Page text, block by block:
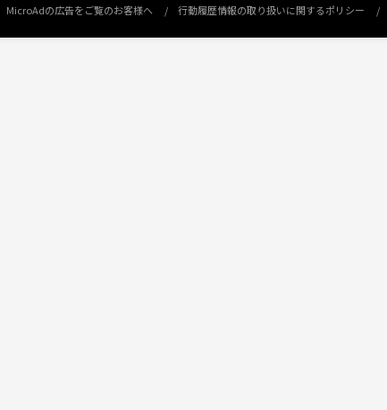
MicroAdの広告をご覧のお客様へ 行動履歴情報の取り扱いに関するポリシー